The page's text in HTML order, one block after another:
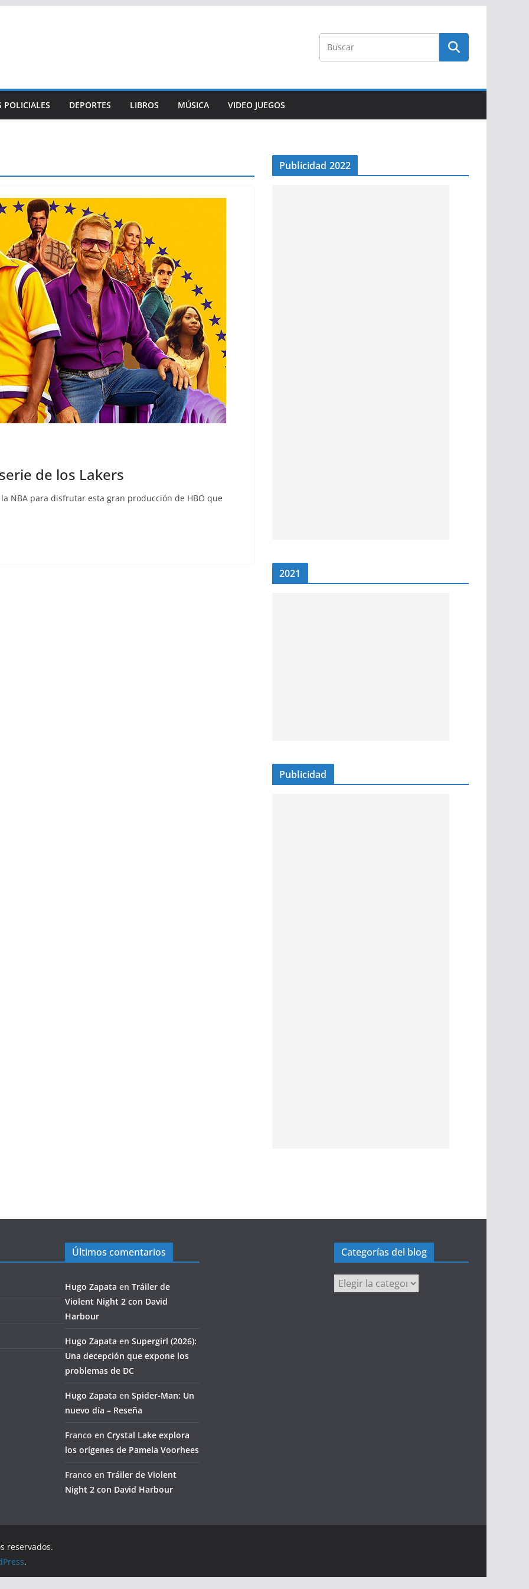
POLICIALES DEPORTES LIBROS MÚSICA VIDEO JUEGOS
de los Lakers
NBA para disfrutar esta gran producción de HBO que
Publicidad 2022
2021
Publicidad
Últimos comentarios
Hugo Zapata en Tráiler de
Violent Night 2 con David
Harbour
Hugo Zapata en Supergirl (2026):
Una decepción que expone los
problemas de DC
Hugo Zapata en Spider-Man: Un
nuevo día – Reseña
Franco en Crystal Lake explora
los orígenes de Pamela Voorhees
Franco en Tráiler de Violent
Night 2 con David Harbour
Categorías del blog
Categorías
del
reservados.
.